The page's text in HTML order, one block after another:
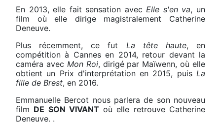
En 2013, elle fait sensation avec Elle s'en va, un
film où elle dirige magistralement Catherine
Deneuve.
Plus récemment, ce fut La tête haute, en
compétition à Cannes en 2014, retour devant la
caméra avec Mon Roi, dirigé par Maïwenn, où elle
obtient un Prix d'interprétation en 2015, puis La
fille de Brest, en 2016.
Emmanuelle Bercot nous parlera de son nouveau
film DE SON VIVANToù elle retrouve Catherine
Deneuve. .